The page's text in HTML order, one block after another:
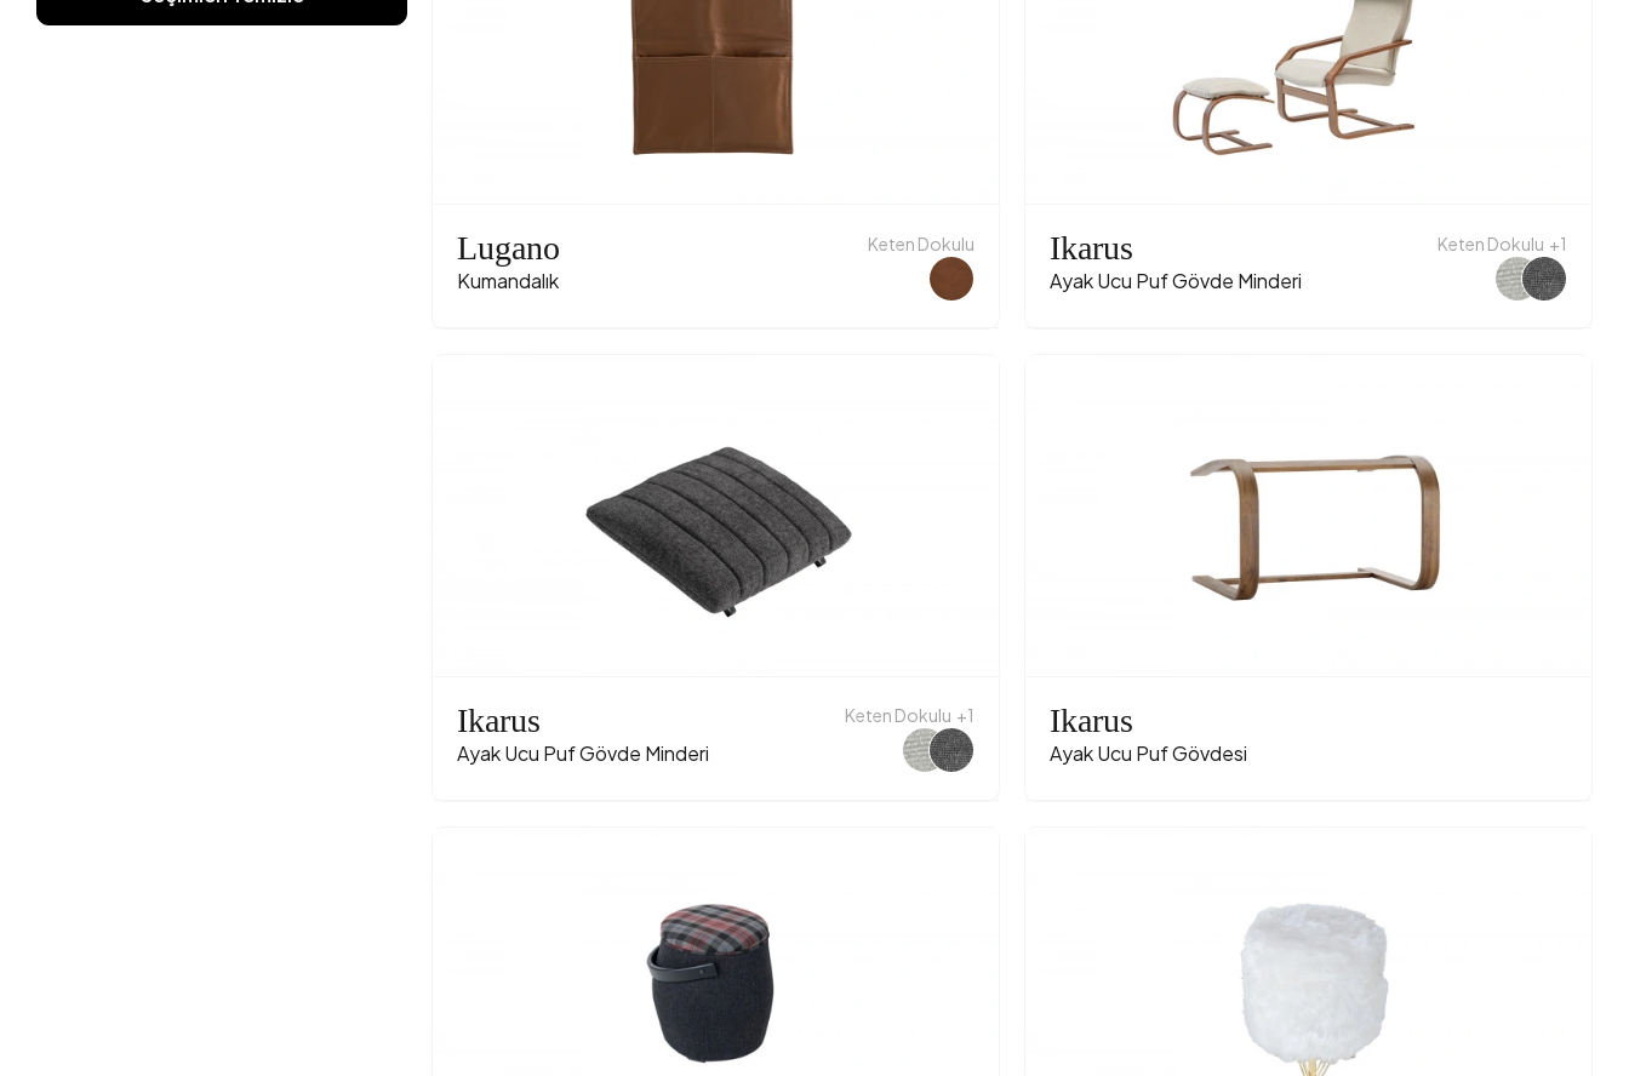
Lugano
Kumandalık
Keten Dokulu Ikarus
Ayak Ucu Puf Gövde Minderi
Keten Dokulu +1
Ikarus
Ayak Ucu Puf Gövde Minderi
Keten Dokulu +1 Ikarus
Ayak Ucu Puf Gövdesi